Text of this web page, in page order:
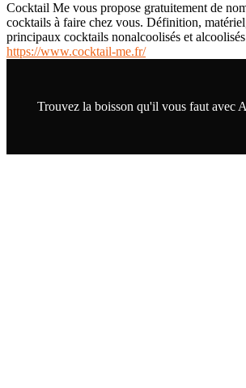
Cocktail Me vous propose gratuitement de
cocktails à faire chez vous. Définition,
principaux cocktails nonalcoolisés et alcoolisés
https://www.cocktail-me.fr/
Trouvez la boisson qu'il vous faut avec